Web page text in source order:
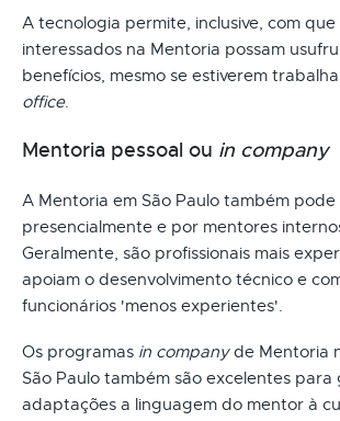
A tecnologia permite, inclusive, com que
interessados na Mentoria possam
benefícios, mesmo se estiverem
office.
Mentoria pessoal ou in company
A Mentoria em São Paulo também pode
presencialmente e por mentores
Geralmente, são profissionais mais
apoiam o desenvolvimento técnico e
funcionários 'menos experientes'.
Os programas in companyde Mentoria
São Paulo também são excelentes
adaptações a linguagem do mentor à